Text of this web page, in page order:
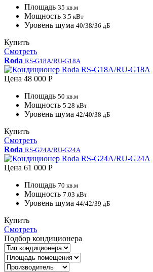
Площадь 35 кв.м
Мощность 3.5 кВт
Уровень шума 40/38/36 дБ
Купить
Смотреть
Roda RS-G18A/RU-G18A
Цена 48 000 Р
Площадь 50 кв.м
Мощность 5.28 кВт
Уровень шума 42/40/38 дБ
Купить
Смотреть
Roda RS-G24A/RU-G24A
Цена 61 000 Р
Площадь 70 кв.м
Мощность 7.03 кВт
Уровень шума 44/42/39 дБ
Купить
Смотреть
Подбор кондиционера